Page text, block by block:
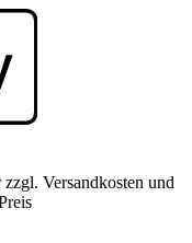
Versandkosten und